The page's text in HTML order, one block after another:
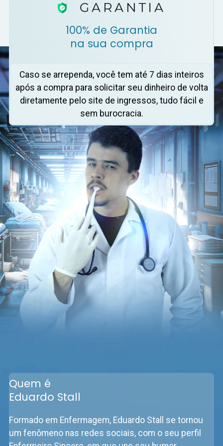
100% de Garantia
na sua compra
Caso se arrependa, você tem até 7 dias inteiros
após a compra para solicitar seu dinheiro de volta
diretamente pelo site de ingressos, tudo fácil e
sem burocracia.
Quem é
Eduardo Stall
Formado em Enfermagem, Eduardo Stall se tornou
um fenômeno nas redes sociais, com o seu perfil